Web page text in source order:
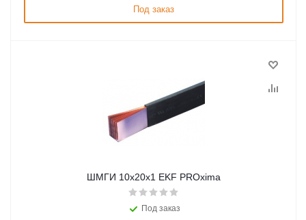
Под заказ
ШМГИ 10x20x1 EKF PROxima
Под заказ